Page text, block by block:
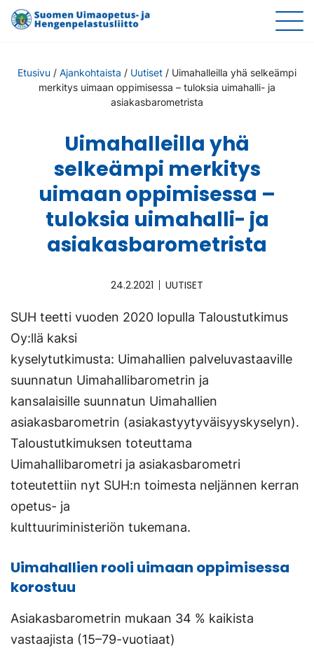
Etusivu / Ajankohtaista / Uutiset / Uimahalleilla yhä selkeämpi
merkitys uimaan oppimisessa – tuloksia uimahalli- ja
asiakasbarometrista
Uimahalleilla yhä
selkeämpi merkitys
uimaan oppimisessa –
tuloksia uimahalli- ja
asiakasbarometrista
24.2.2021 UUTISET
SUH teetti vuoden 2020 lopulla Taloustutkimus
Oy:llä kaksi
kyselytutkimusta: Uimahallien palveluvastaaville
suunnatun Uimahallibarometrin ja
kansalaisille suunnatun Uimahallien
asiakasbarometrin (asiakastyytyväisyyskyselyn).
Taloustutkimuksen toteuttama
Uimahallibarometri ja asiakasbarometri
toteutettiin nyt SUH:n toimesta neljännen kerran
opetus- ja
kulttuuriministeriön tukemana.
Uimahallien rooli uimaan oppimisessa
korostuu
Asiakasbarometrin mukaan 34 % kaikista
vastaajista (15–79-vuotiaat)